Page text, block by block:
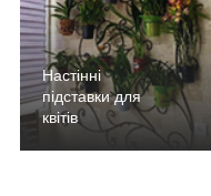
Настінні
підставки для
квітів